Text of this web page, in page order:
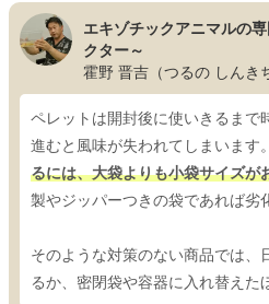
エキゾチックアニマルの
クター～
霍野 晋吉（つるの しんき
ペレットは開封後に使いきるまで
進むと風味が失われてしまいます。
るには、大袋よりも小袋サイズが
製やジッパーつきの袋であれば劣
そのような対策のない商品では、
るか、密閉袋や容器に入れ替えた